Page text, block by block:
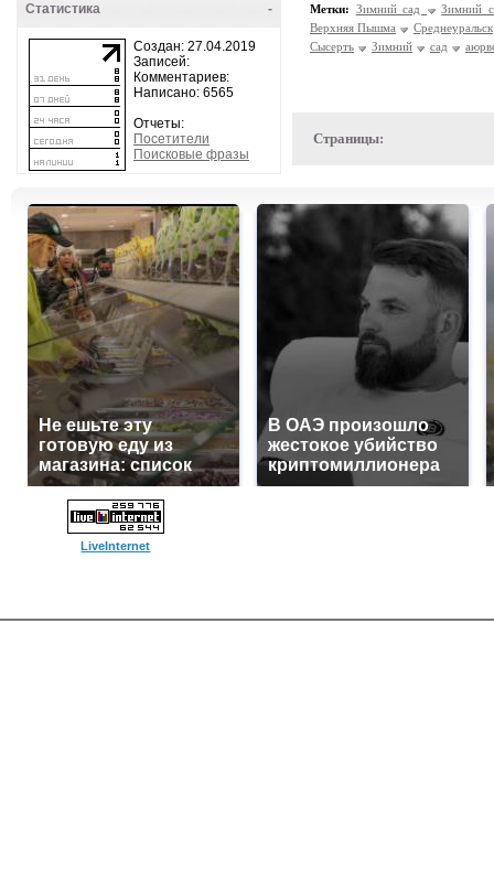
-
Статистика
Создан: 27.04.2019
Записей:
Комментариев:
Написано: 6565
Отчеты:
Посетители
Поисковые фразы
Метки: Зимний сад
Зимний
Верхняя Пышма
Среднеуральск
Сысерть
Зимний сад
Страницы:
Не ешьте эту
готовую еду из
магазина: список
В ОАЭ произошло
жестокое убийство
криптомиллионера
LiveInternet